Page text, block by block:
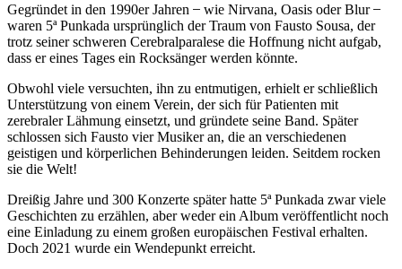
Gegründet in den 1990er Jahren ̶ wie Nirvana, Oasis oder Blur ̶
waren 5ª Punkada ursprünglich der Traum von Fausto Sousa, der
trotz seiner schweren Cerebralparalese die Hoffnung nicht aufgab,
dass er eines Tages ein Rocksänger werden könnte.
Obwohl viele versuchten, ihn zu entmutigen, erhielt er schließlich
Unterstützung von einem Verein, der sich für Patienten mit
zerebraler Lähmung einsetzt, und gründete seine Band. Später
schlossen sich Fausto vier Musiker an, die an verschiedenen
geistigen und körperlichen Behinderungen leiden. Seitdem rocken
sie die Welt!
Dreißig Jahre und 300 Konzerte später hatte 5ª Punkada zwar viele
Geschichten zu erzählen, aber weder ein Album veröffentlicht noch
eine Einladung zu einem großen europäischen Festival erhalten.
Doch 2021 wurde ein Wendepunkt erreicht.